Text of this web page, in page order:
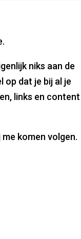
niks aan de
op dat je bij al je
links en content
me komen volgen.